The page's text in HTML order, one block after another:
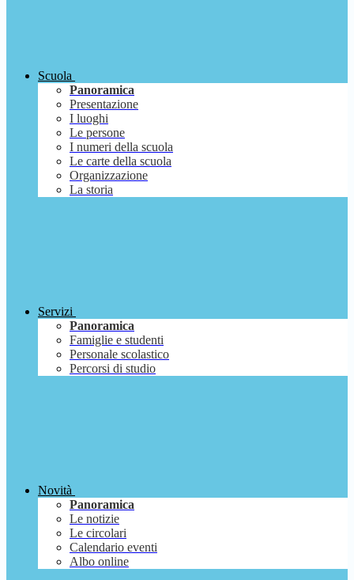
Scuola
Panoramica
Presentazione
I luoghi
Le persone
I numeri della scuola
Le carte della scuola
Organizzazione
La storia
Servizi
Panoramica
Famiglie e studenti
Personale scolastico
Percorsi di studio
Novità
Panoramica
Le notizie
Le circolari
Calendario eventi
Albo online